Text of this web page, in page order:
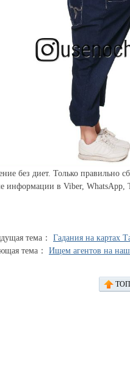
без диет. Только правильно
информации в Viber, WhatsApp,
тема： Гадания на картах
тема： Ищем агентов на
ТОП